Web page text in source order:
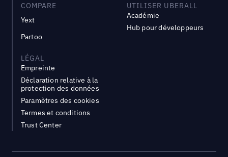
COMPARE
Yext
Partoo
UTILISER UBERALL
Académie
Hub pour développeurs
LÉGAL
Empreinte
Déclaration relative à la
protection des données
Paramètres des cookies
Termes et conditions
Trust Center